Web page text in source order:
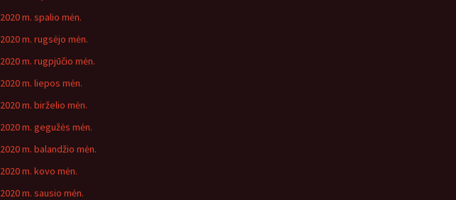
2020 m. spalio mėn.
2020 m. rugsėjo mėn.
2020 m. rugpjūčio mėn.
2020 m. liepos mėn.
2020 m. birželio mėn.
2020 m. gegužės mėn.
2020 m. balandžio mėn.
2020 m. kovo mėn.
2020 m. sausio mėn.